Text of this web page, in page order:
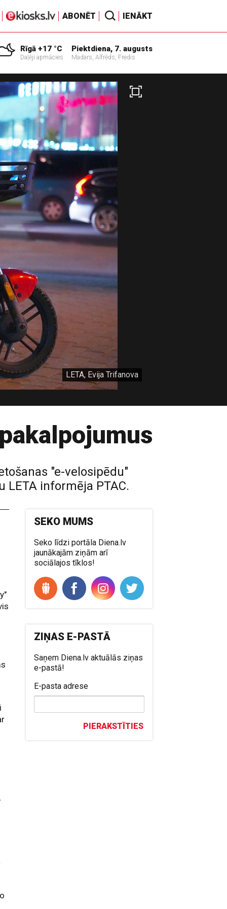
ABONĒT IENĀKT
Rīgā +17 °C
Daļēji apmācies
Piektdiena, 7. augusts
Madars, Alfrēds, Fredis
LETA, Evija Trifanova
"e-velosipēdu"
LETA informēja PTAC.
SEKO MUMS
Seko līdzi portāla Diena.lv
jaunākajām ziņām arī
sociālajos tīklos!
ZIŅAS E-PASTĀ
Saņem Diena.lv aktuālās ziņas
e-pastā!
E-pasta adrese
PIERAKSTĪTIES